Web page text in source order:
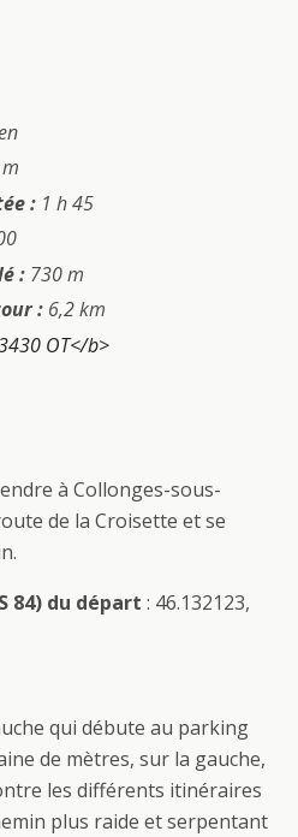
: 1 h 45
: 730 m
:6,2 km
OT</b>
à Collonges-sous-
de la Croisette et se
84) du départ : 46.132123,
qui débute au parking
de mètres, sur la gauche,
les différents itinéraires
plus raide et serpentant